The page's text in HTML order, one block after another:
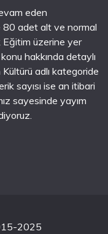
eden
80 adet alt ve normal
Eğitim üzerine yer
hakkında detaylı
adlı kategoride
sayısı ise an itibari
sayesinde yayım
2025